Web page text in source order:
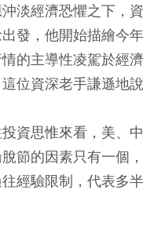
淡經濟恐懼之下，
發，他開始描繪今
的主導性凌駕於經
位資深老手謙遜地
資思惟來看，美、
節的因素只有一個
經驗限制，代表多